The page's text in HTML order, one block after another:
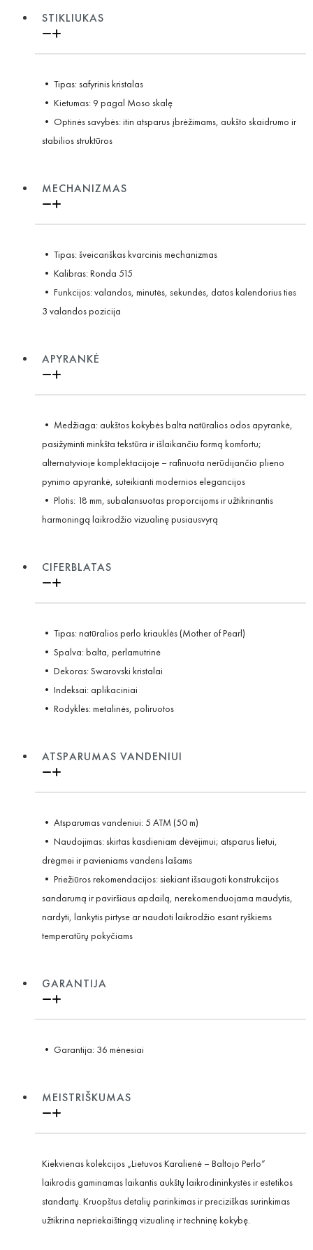
STIKLIUKAS
• Tipas: safyrinis kristalas
• Kietumas: 9 pagal Moso skalę
• Optinės savybės: itin atsparus įbrėžimams, aukšto skaidrumo ir
stabilios struktūros
MECHANIZMAS
• Tipas: šveicariškas kvarcinis mechanizmas
• Kalibras: Ronda 515
• Funkcijos: valandos, minutės, sekundės, datos kalendorius ties
3 valandos pozicija
APYRANKĖ
• Medžiaga: aukštos kokybės balta natūralios odos apyrankė,
pasižyminti minkšta tekstūra ir išlaikančiu formą komfortu;
alternatyvioje komplektacijoje – rafinuota nerūdijančio plieno
pynimo apyrankė, suteikianti modernios elegancijos
• Plotis: 18 mm, subalansuotas proporcijoms ir užtikrinantis
harmoningą laikrodžio vizualinę pusiausvyrą
CIFERBLATAS
• Tipas: natūralios perlo kriauklės (Mother of Pearl)
• Spalva: balta, perlamutrinė
• Dekoras: Swarovski kristalai
• Indeksai: aplikaciniai
• Rodyklės: metalinės, poliruotos
ATSPARUMAS VANDENIUI
• Atsparumas vandeniui: 5 ATM (50 m)
• Naudojimas: skirtas kasdieniam dėvėjimui; atsparus lietui,
drėgmei ir pavieniams vandens lašams
• Priežiūros rekomendacijos: siekiant išsaugoti konstrukcijos
sandarumą ir paviršiaus apdailą, nerekomenduojama maudytis,
nardyti, lankytis pirtyse ar naudoti laikrodžio esant ryškiems
temperatūrų pokyčiams
GARANTIJA
• Garantija: 36 mėnesiai
MEISTRIŠKUMAS
Kiekvienas kolekcijos „Lietuvos Karalienė – Baltojo Perlo“
laikrodis gaminamas laikantis aukštų laikrodininkystės ir estetikos
standartų. Kruopštus detalių parinkimas ir preciziškas surinkimas
užtikrina nepriekaištingą vizualinę ir techninę kokybę.